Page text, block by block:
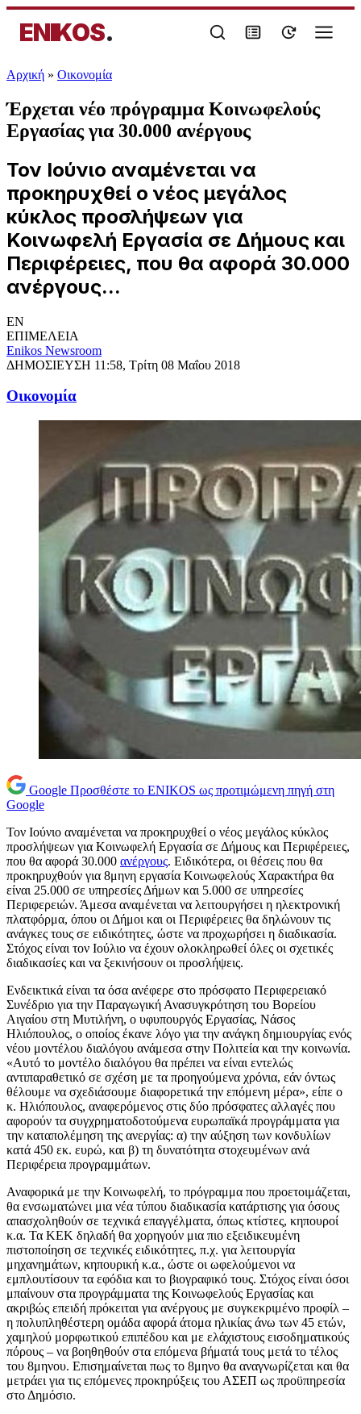
ENIKOS.
Αρχική » Oικονομία
Έρχεται νέο πρόγραμμα Κοινωφελούς
Εργασίας για 30.000 ανέργους
Τον Ιούνιο αναμένεται να
προκηρυχθεί ο νέος μεγάλος
κύκλος προσλήψεων για
Κοινωφελή Εργασία σε Δήμους και
Περιφέρειες, που θα αφορά 30.000
ανέργους...
EN
ΕΠΙΜΕΛΕΙΑ
Enikos Newsroom
ΔΗΜΟΣΙΕΥΣΗ 11:58, Τρίτη 08 Μαΐου 2018
Oικονομία
Google Προσθέστε το ENIKOS ως προτιμώμενη πηγή στη
Google
Τον Ιούνιο αναμένεται να προκηρυχθεί ο νέος μεγάλος κύκλος
προσλήψεων για Κοινωφελή Εργασία σε Δήμους και Περιφέρειες,
που θα αφορά 30.000 ανέργους. Ειδικότερα, οι θέσεις που θα
προκηρυχθούν για 8μηνη εργασία Κοινωφελούς Χαρακτήρα θα
είναι 25.000 σε υπηρεσίες Δήμων και 5.000 σε υπηρεσίες
Περιφερειών. Άμεσα αναμένεται να λειτουργήσει η ηλεκτρονική
πλατφόρμα, όπου οι Δήμοι και οι Περιφέρειες θα δηλώνουν τις
ανάγκες τους σε ειδικότητες, ώστε να προχωρήσει η διαδικασία.
Στόχος είναι τον Ιούλιο να έχουν ολοκληρωθεί όλες οι σχετικές
διαδικασίες και να ξεκινήσουν οι προσλήψεις.
Ενδεικτικά είναι τα όσα ανέφερε στο πρόσφατο Περιφερειακό
Συνέδριο για την Παραγωγική Ανασυγκρότηση του Βορείου
Αιγαίου στη Μυτιλήνη, ο υφυπουργός Εργασίας, Νάσος
Ηλιόπουλος, ο οποίος έκανε λόγο για την ανάγκη δημιουργίας ενός
νέου μοντέλου διαλόγου ανάμεσα στην Πολιτεία και την κοινωνία.
«Αυτό το μοντέλο διαλόγου θα πρέπει να είναι εντελώς
αντιπαραθετικό σε σχέση με τα προηγούμενα χρόνια, εάν όντως
θέλουμε να σχεδιάσουμε διαφορετικά την επόμενη μέρα», είπε ο
κ. Ηλιόπουλος, αναφερόμενος στις δύο πρόσφατες αλλαγές που
αφορούν τα συγχρηματοδοτούμενα ευρωπαϊκά προγράμματα για
την καταπολέμηση της ανεργίας: α) την αύξηση των κονδυλίων
κατά 450 εκ. ευρώ, και β) τη δυνατότητα στοχευμένων ανά
Περιφέρεια προγραμμάτων.
Αναφορικά με την Κοινωφελή, το πρόγραμμα που προετοιμάζεται,
θα ενσωματώνει μια νέα τύπου διαδικασία κατάρτισης για όσους
απασχοληθούν σε τεχνικά επαγγέλματα, όπως κτίστες, κηπουροί
κ.α. Τα ΚΕΚ δηλαδή θα χορηγούν μια πιο εξειδικευμένη
πιστοποίηση σε τεχνικές ειδικότητες, π.χ. για λειτουργία
μηχανημάτων, κηπουρική κ.α., ώστε οι ωφελούμενοι να
εμπλουτίσουν τα εφόδια και το βιογραφικό τους. Στόχος είναι όσοι
μπαίνουν στα προγράμματα της Κοινωφελούς Εργασίας και
ακριβώς επειδή πρόκειται για ανέργους με συγκεκριμένο προφίλ –
η πολυπληθέστερη ομάδα αφορά άτομα ηλικίας άνω των 45 ετών,
χαμηλού μορφωτικού επιπέδου και με ελάχιστους εισοδηματικούς
πόρους – να βοηθηθούν στα επόμενα βήματά τους μετά το τέλος
του 8μηνου. Επισημαίνεται πως το 8μηνο θα αναγνωρίζεται και θα
μετράει για τις επόμενες προκηρύξεις του ΑΣΕΠ ως προϋπηρεσία
στο Δημόσιο.